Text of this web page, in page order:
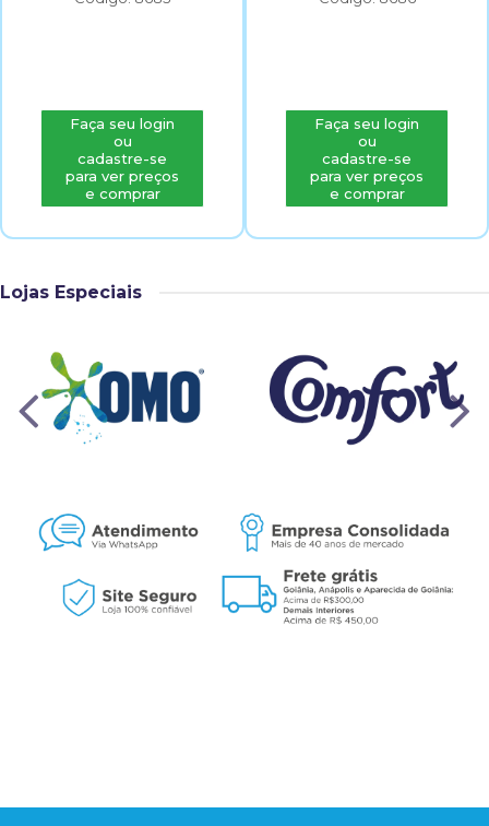
Faça seu login
ou
cadastre-se
para ver preços
e comprar
Faça seu login
ou
cadastre-se
para ver preços
e comprar
Lojas Especiais